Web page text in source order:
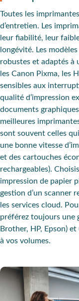
Toutes les
d’entretien. Les
leur fiabilité, leur
longévité. Les
robustes et adaptés à
les Canon Pixma, les
sensibles aux
qualité d’impression
documents
meilleures
sont souvent celles
une bonne vitesse
et des cartouches
rechargeables).
impression de papier
gestion d’un scanner
les services cloud.
préférez toujours une
Brother, HP, Epson)
à vos volumes.